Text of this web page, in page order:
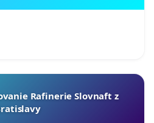
Rafinerie Slovnaft z